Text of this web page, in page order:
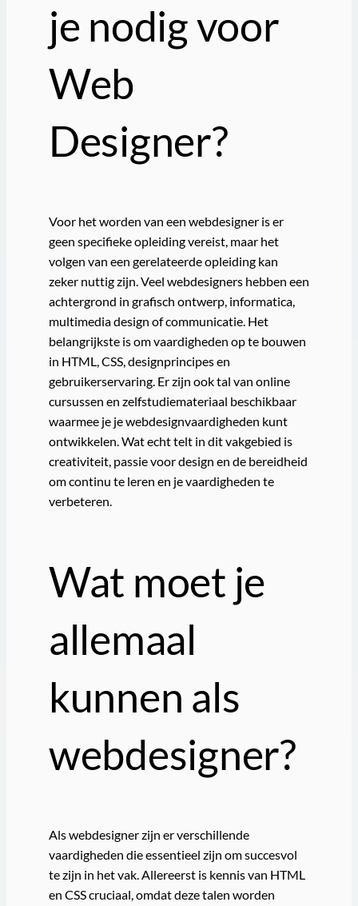
je nodig voor
Web
Designer?
Voor het worden van een webdesigner is er
geen specifieke opleiding vereist, maar het
volgen van een gerelateerde opleiding kan
zeker nuttig zijn. Veel webdesigners hebben een
achtergrond in grafisch ontwerp, informatica,
multimedia design of communicatie. Het
belangrijkste is om vaardigheden op te bouwen
in HTML, CSS, designprincipes en
gebruikerservaring. Er zijn ook tal van online
cursussen en zelfstudiemateriaal beschikbaar
waarmee je je webdesignvaardigheden kunt
ontwikkelen. Wat echt telt in dit vakgebied is
creativiteit, passie voor design en de bereidheid
om continu te leren en je vaardigheden te
verbeteren.
Wat moet je
allemaal
kunnen als
webdesigner?
Als webdesigner zijn er verschillende
vaardigheden die essentieel zijn om succesvol
te zijn in het vak. Allereerst is kennis van HTML
en CSS cruciaal, omdat deze talen worden